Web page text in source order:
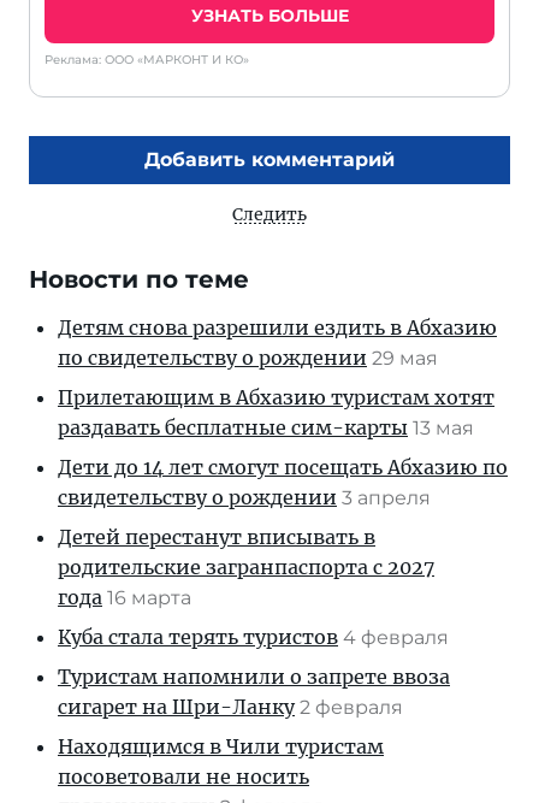
УЗНАТЬ БОЛЬШЕ
Реклама: ООО «МАРКОНТ И КО»
Добавить комментарий
Следить
Новости по теме
Детям снова разрешили ездить в Абхазию
по свидетельству о рождении 29 мая
Прилетающим в Абхазию туристам хотят
раздавать бесплатные сим-карты 13 мая
Дети до 14 лет смогут посещать Абхазию по
свидетельству о рождении 3 апреля
Детей перестанут вписывать в
родительские загранпаспорта с 2027
года 16 марта
Куба стала терять туристов 4 февраля
Туристам напомнили о запрете ввоза
сигарет на Шри-Ланку 2 февраля
Находящимся в Чили туристам
посоветовали не носить